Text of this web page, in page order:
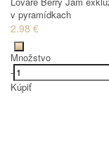
v pyramídkach
2.98 €
Množstvo
-
Kúpiť